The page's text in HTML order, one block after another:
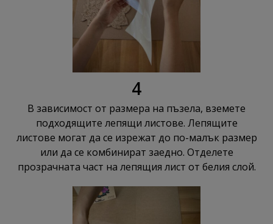
4
В зависимост от размера на пъзела, вземете
подходящите лепящи листове. Лепящите
листове могат да се изрежат до по-малък размер
или да се комбинират заедно. Отделете
прозрачната част на лепящия лист от белия слой.